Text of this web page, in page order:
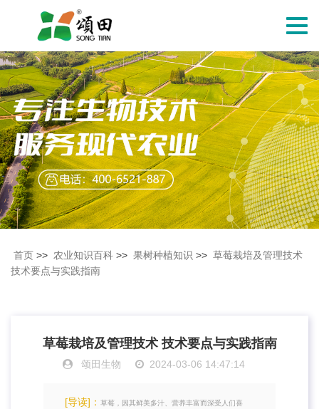
切
导
航
首页 >> 农业知识百科 >> 果树种植知识 >> 草莓栽培及管理技术
技术要点与实践指南
草莓栽培及管理技术 技术要点与实践指南
颂田生物 2024-03-06 14:47:14
[导读]： 草莓，因其鲜美多汁、营养丰富而深受人们喜